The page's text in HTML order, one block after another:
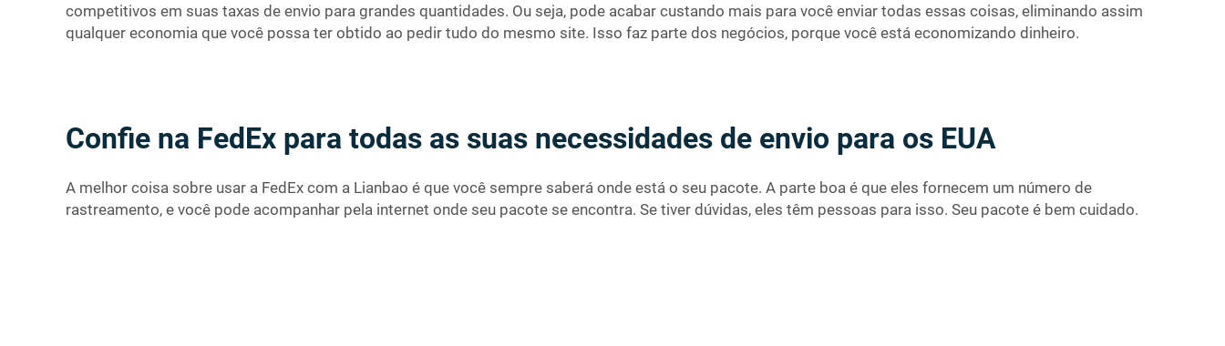
competitivos em suas taxas de envio para grandes quantidades. Ou seja, pode acabar custando mais para você enviar todas essas coisas, eliminando assim
qualquer economia que você possa ter obtido ao pedir tudo do mesmo site. Isso faz parte dos negócios, porque você está economizando dinheiro.
Confie na FedEx para todas as suas necessidades de envio para os EUA
A melhor coisa sobre usar a FedEx com a Lianbao é que você sempre saberá onde está o seu pacote. A parte boa é que eles fornecem um número de
rastreamento, e você pode acompanhar pela internet onde seu pacote se encontra. Se tiver dúvidas, eles têm pessoas para isso. Seu pacote é bem cuidado.